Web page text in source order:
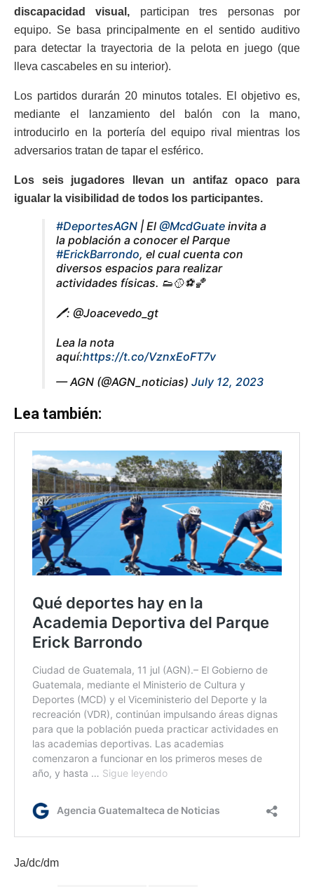
discapacidad visual, participan tres personas por
equipo. Se basa principalmente en el sentido auditivo
para detectar la trayectoria de la pelota en juego (que
lleva cascabeles en su interior).
Los partidos durarán 20 minutos totales. El objetivo es,
mediante el lanzamiento del balón con la mano,
introducirlo en la portería del equipo rival mientras los
adversarios tratan de tapar el esférico.
Los seis jugadores llevan un antifaz opaco para
igualar la visibilidad de todos los participantes.
#DeportesAGN | El @McdGuate invita a
la población a conocer el Parque
#ErickBarrondo, el cual cuenta con
diversos espacios para realizar
actividades físicas. 👟🥎⚽️🏀
🖊️: @Joacevedo_gt
Lea la nota
aquí:https://t.co/VznxEoFT7v
— AGN (@AGN_noticias) July 12, 2023
Lea también:
Ja/dc/dm